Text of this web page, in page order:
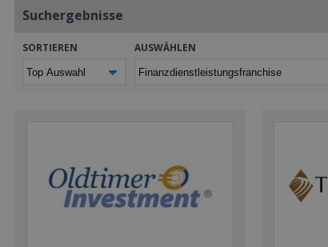
Suchergebnisse
SORTIEREN AUSWÄHLEN